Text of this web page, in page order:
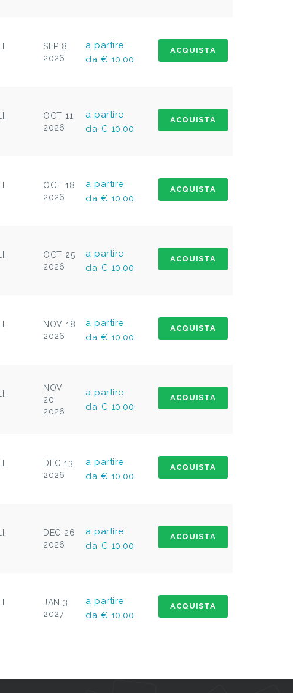
SEP 8
2026
a partire
da € 10,00
ACQUISTA
OCT 11
2026
a partire
da € 10,00
ACQUISTA
OCT 18
2026
a partire
da € 10,00
ACQUISTA
OCT 25
2026
a partire
da € 10,00
ACQUISTA
NOV 18
2026
a partire
da € 10,00
ACQUISTA
NOV
20
2026
a partire
da € 10,00
ACQUISTA
DEC 13
2026
a partire
da € 10,00
ACQUISTA
DEC 26
2026
a partire
da € 10,00
ACQUISTA
JAN 3
2027
a partire
da € 10,00
ACQUISTA